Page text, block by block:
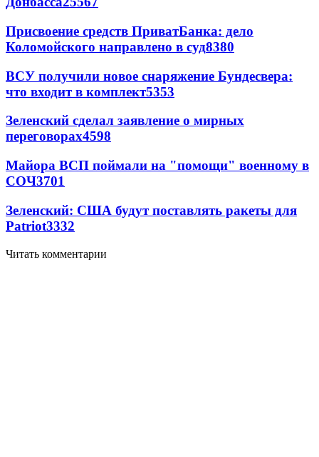
Присвоение средств ПриватБанка: дело
Коломойского направлено в суд8380
ВСУ получили новое снаряжение Бундесвера:
что входит в комплект5353
Зеленский сделал заявление о мирных
переговорах4598
Майора ВСП поймали на "помощи" военному в
СОЧ3701
Зеленский: США будут поставлять ракеты для
Patriot3332
Читать комментарии